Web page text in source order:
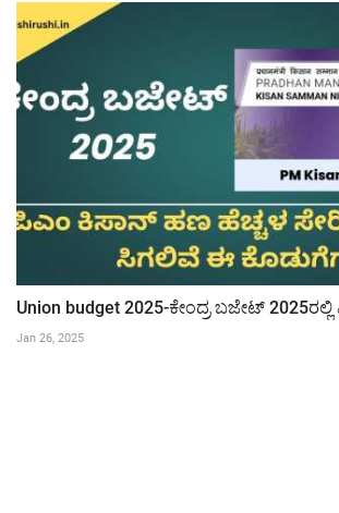
Union budget 2025-ಕೇಂದ್ರ ಬಜೇಟ್
Jan 26, 2025